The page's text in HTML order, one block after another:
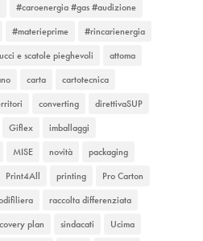
#caroenergia #gas #audizione
#materieprime
#rincarienergia
e scatole pieghevoli
attoma
carta
cartotecnica
converting
direttivaSUP
Giflex
imballaggi
MISE novità
packaging
Print4All printing
Pro Carton
raccolta differenziata
plan sindacati
Ucima